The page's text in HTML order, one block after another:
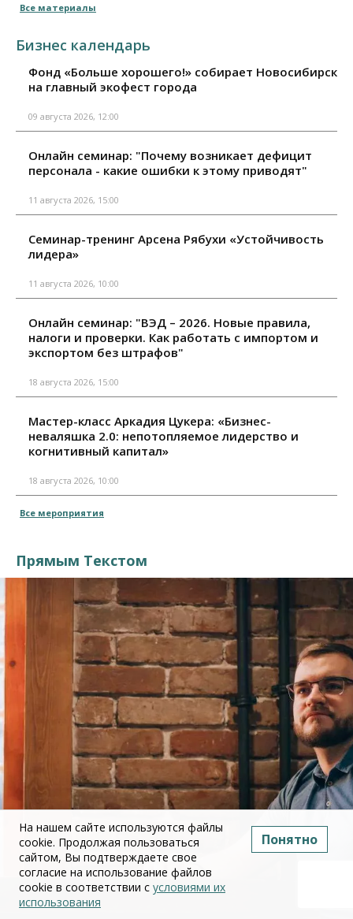
Все материалы
Бизнес календарь
Фонд «Больше хорошего!» собирает Новосибирск
на главный экофест города
09 августа 2026, 12:00
Онлайн семинар: "Почему возникает дефицит
персонала - какие ошибки к этому приводят"
11 августа 2026, 15:00
Семинар-тренинг Арсена Рябухи «Устойчивость
лидера»
11 августа 2026, 10:00
Онлайн семинар: "ВЭД – 2026. Новые правила,
налоги и проверки. Как работать с импортом и
экспортом без штрафов"
18 августа 2026, 15:00
Мастер-класс Аркадия Цукера: «Бизнес-
неваляшка 2.0: непотопляемое лидерство и
когнитивный капитал»
18 августа 2026, 10:00
Все мероприятия
Прямым Текстом
На нашем сайте используются файлы
cookie. Продолжая пользоваться
сайтом, Вы подтверждаете свое
согласие на использование файлов
cookie в соответствии с условиями их
использования
Понятно